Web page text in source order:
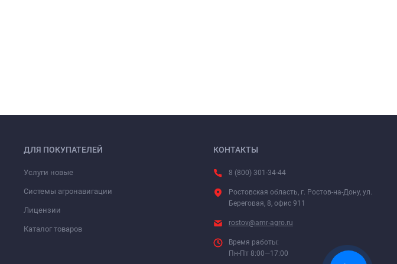
ДЛЯ ПОКУПАТЕЛЕЙ
Услуги новые
Системы агронавигации
Лицензии
Каталог товаров
КОНТАКТЫ
8 (800) 301-34-44
Ростовская область, г. Ростов-на-Дону, ул.
Береговая, 8, офис 911
rostov@amr-agro.ru
Время работы:
Пн-Пт 8:00—17:00